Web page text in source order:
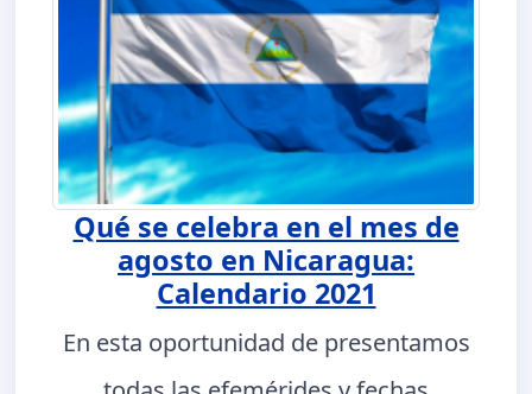
Qué se celebra en el mes de
agosto en Nicaragua:
Calendario 2021
En esta oportunidad de presentamos